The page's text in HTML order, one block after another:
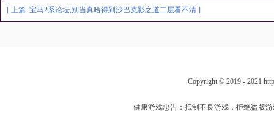
[ 上篇: 宝马2系论坛,别当真哈得到沙巴克影之道二层看不清 ]
Copyright © 2019 - 2021
健康游戏忠告：抵制不良游戏，拒绝盗版